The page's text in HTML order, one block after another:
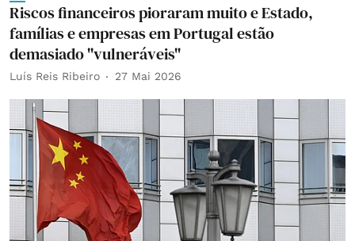
Riscos financeiros pioraram muito e Estado,
famílias e empresas em Portugal estão
demasiado "vulneráveis"
Luís Reis Ribeiro 27 Mai 2026